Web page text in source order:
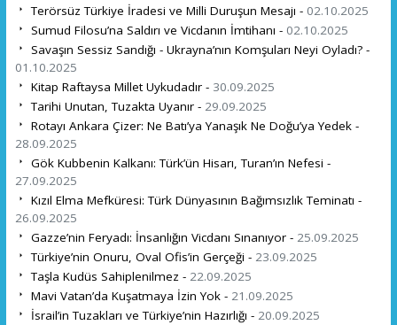
Terörsüz Türkiye İradesi ve Milli Duruşun Mesajı - 02.10.2025
Sumud Filosu’na Saldırı ve Vicdanın İmtihanı - 02.10.2025
Savaşın Sessiz Sandığı - Ukrayna’nın Komşuları Neyi Oyladı? -
01.10.2025
Kitap Raftaysa Millet Uykudadır - 30.09.2025
Tarihi Unutan, Tuzakta Uyanır - 29.09.2025
Rotayı Ankara Çizer: Ne Batı’ya Yanaşık Ne Doğu’ya Yedek -
28.09.2025
Gök Kubbenin Kalkanı: Türk’ün Hisarı, Turan’ın Nefesi -
27.09.2025
Kızıl Elma Mefküresi: Türk Dünyasının Bağımsızlık Teminatı -
26.09.2025
Gazze’nin Feryadı: İnsanlığın Vicdanı Sınanıyor - 25.09.2025
Türkiye’nin Onuru, Oval Ofis’in Gerçeği - 23.09.2025
Taşla Kudüs Sahiplenilmez - 22.09.2025
Mavi Vatan’da Kuşatmaya İzin Yok - 21.09.2025
İsrail’in Tuzakları ve Türkiye’nin Hazırlığı - 20.09.2025